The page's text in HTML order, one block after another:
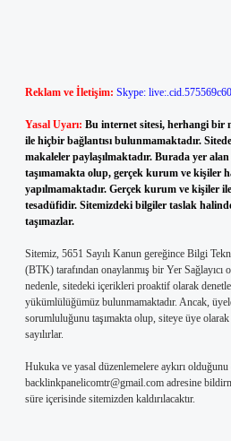
Reklam ve İletişim: Skype:
Yasal Uyarı: Bu internet sitesi, herhangi bir
ile hiçbir bağlantısı bulunmamaktadır. Sitede
makaleler paylaşılmaktadır. Burada yer
taşımamakta olup, gerçek kurum ve kişiler
yapılmamaktadır. Gerçek kurum ve kişiler
tesadüfidir. Sitemizdeki bilgiler taslak
taşımazlar.
Sitemiz, 5651 Sayılı Kanun gereğince Bilgi
(BTK) tarafından onaylanmış bir Yer Sağlayıcı
nedenle, sitedeki içerikleri proaktif olarak
yükümlülüğümüz bulunmamaktadır. Ancak,
sorumluluğunu taşımakta olup, siteye üye
sayılırlar.
Hukuka ve yasal düzenlemelere aykırı
backlinkpanelicomtr@gmail.com adresine
süre içerisinde sitemizden kaldırılacaktır.